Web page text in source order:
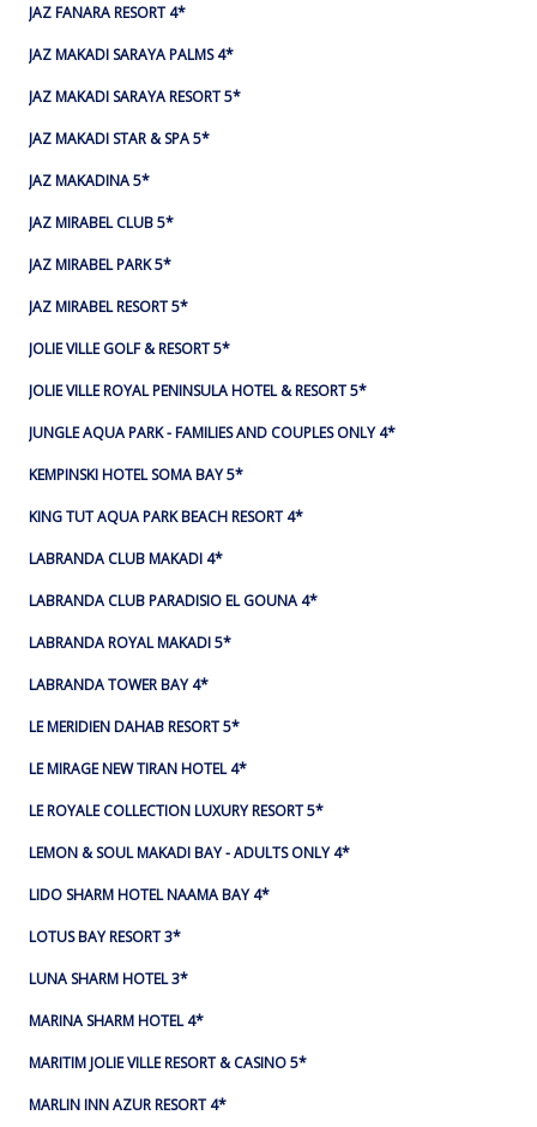
JAZ FANARA RESORT 4*
JAZ MAKADI SARAYA PALMS 4*
JAZ MAKADI SARAYA RESORT 5*
JAZ MAKADI STAR & SPA 5*
JAZ MAKADINA 5*
JAZ MIRABEL CLUB 5*
JAZ MIRABEL PARK 5*
JAZ MIRABEL RESORT 5*
JOLIE VILLE GOLF & RESORT 5*
JOLIE VILLE ROYAL PENINSULA HOTEL & RESORT 5*
JUNGLE AQUA PARK - FAMILIES AND COUPLES ONLY 4*
KEMPINSKI HOTEL SOMA BAY 5*
KING TUT AQUA PARK BEACH RESORT 4*
LABRANDA CLUB MAKADI 4*
LABRANDA CLUB PARADISIO EL GOUNA 4*
LABRANDA ROYAL MAKADI 5*
LABRANDA TOWER BAY 4*
LE MERIDIEN DAHAB RESORT 5*
LE MIRAGE NEW TIRAN HOTEL 4*
LE ROYALE COLLECTION LUXURY RESORT 5*
LEMON & SOUL MAKADI BAY - ADULTS ONLY 4*
LIDO SHARM HOTEL NAAMA BAY 4*
LOTUS BAY RESORT 3*
LUNA SHARM HOTEL 3*
MARINA SHARM HOTEL 4*
MARITIM JOLIE VILLE RESORT & CASINO 5*
MARLIN INN AZUR RESORT 4*